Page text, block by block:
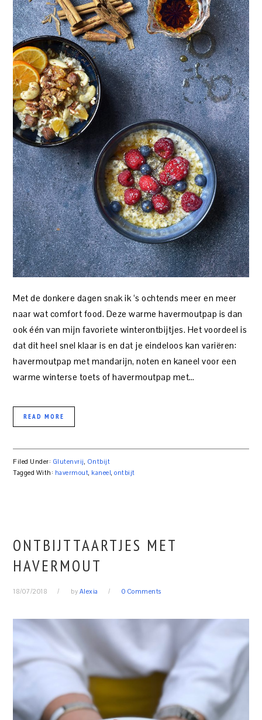
Met de donkere dagen snak ik ‘s ochtends meer en meer
naar wat comfort food. Deze warme havermoutpap is dan
ook één van mijn favoriete winterontbijtjes. Het voordeel is
dat dit heel snel klaar is en dat je eindeloos kan variëren:
havermoutpap met mandarijn, noten en kaneel voor een
warme winterse toets of havermoutpap met…
READ MORE
Filed Under: Glutenvrij, Ontbijt
Tagged With: havermout, kaneel,ontbijt
ONTBIJTTAARTJES MET
HAVERMOUT
18/07/2018 by Alexia 0 Comments